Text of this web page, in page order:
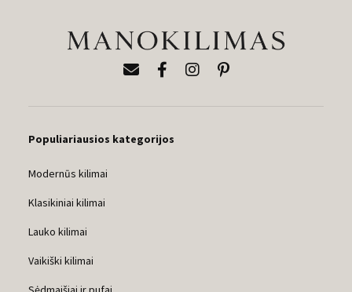
Populiariausios kategorijos
Modernūs kilimai
Klasikiniai kilimai
Lauko kilimai
Vaikiški kilimai